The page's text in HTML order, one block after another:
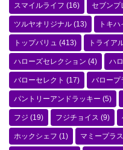
スマイルライフ (16) セブンプ
ツルヤオリジナル (13) トキ
トップバリュ (413) トライア
ハローズセレクション (4) ハ
バローセレクト (17) バロープ
パントリーアンドラッキー (5)
フジ (19) フジチョイス (9)
ホックシェフ (1) マミープラス